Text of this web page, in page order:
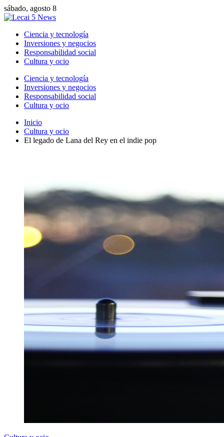
sábado, agosto 8
Ciencia y tecnología
Inversiones y negocios
Responsabilidad social
Cultura y ocio
Ciencia y tecnología
Inversiones y negocios
Responsabilidad social
Cultura y ocio
Inicio
Cultura y ocio
El legado de Lana del Rey en el indie pop